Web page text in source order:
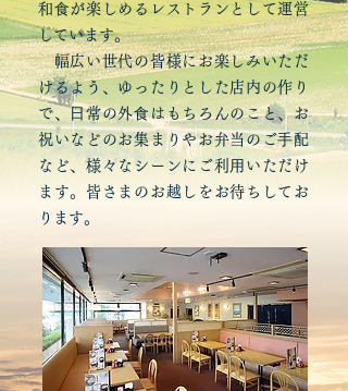
和⾷が楽しめるレストランとして運営
しています。
幅広い世代の皆様にお楽しみいただ
けるよう、ゆったりとした店内の作り
で、⽇常の外⾷はもちろんのこと、お
祝いなどのお集まりやお弁当のご⼿配
など、様々なシーンにご利⽤いただけ
ます。皆さまのお越しをお待ちしてお
ります。